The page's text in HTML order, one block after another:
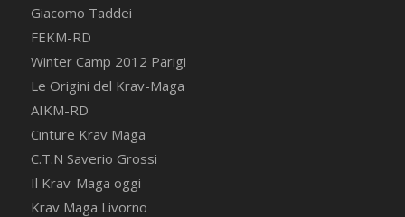
Giacomo Taddei
FEKM-RD
Winter Camp 2012 Parigi
Le Origini del Krav-Maga
AIKM-RD
Cinture Krav Maga
C.T.N Saverio Grossi
Il Krav-Maga oggi
Krav Maga Livorno